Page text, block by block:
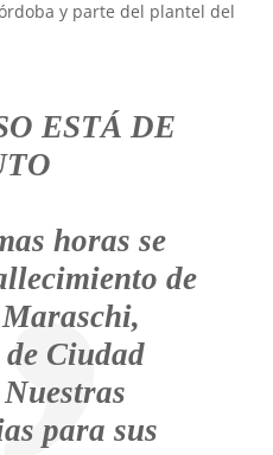
y parte del plantel del
ESTÁ DE
horas se
de
Ciudad
para sus